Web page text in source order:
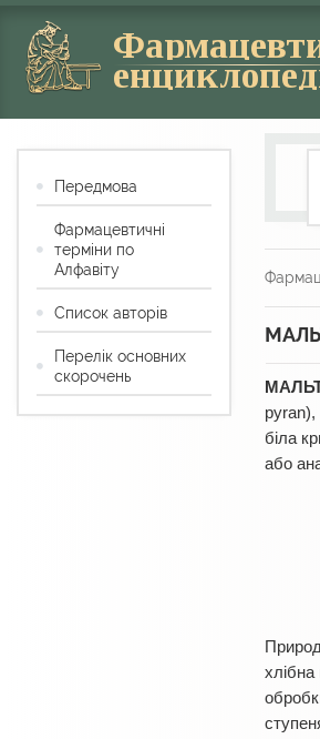
біла
або
хлібна
Передмова
Фармацевтичні
терміни по
Алфавіту
Список авторів
Перелік основних
скорочень